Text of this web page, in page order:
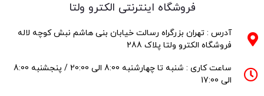
فروشگاه اینترنتی الکترو ولتا
آدرس : تهران بزرگراه رسالت خیابان بنی هاشم نبش کوچه لاله
فروشگاه الکترو ولتا پلاک 288
ساعت کاری : شنبه تا چهارشنبه 8:00 الی 20:00 / پنجشنبه 8:00
الی 17:00